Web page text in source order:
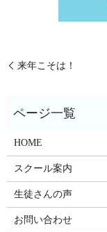
来年こそは！
HOME
スクール案内
生徒さんの声
お問い合わせ